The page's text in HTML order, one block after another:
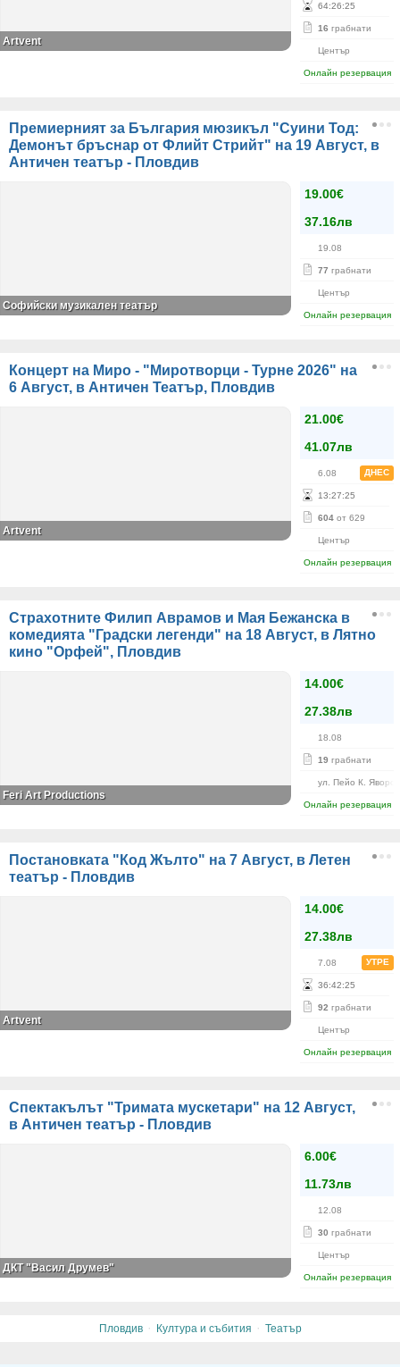
64:26:25
16 грабнати
Център
Онлайн резервация
Artvent
Премиерният за България мюзикъл "Суини Тод:
Демонът бръснар от Флийт Стрийт" на 19 Август, в
Античен театър - Пловдив
19.00€
37.16лв
19.08
77 грабнати
Център
Онлайн резервация
Софийски музикален театър
Концерт на Миро - "Миротворци - Турне 2026" на
6 Август, в Античен Театър, Пловдив
21.00€
41.07лв
6.08 ДНЕС
13:27:25
604 от 629
Център
Онлайн резервация
Artvent
Страхотните Филип Аврамов и Мая Бежанска в
комедията "Градски легенди" на 18 Август, в Лятно
кино "Орфей", Пловдив
14.00€
27.38лв
18.08
19 грабнати
ул. Пейо К.
Онлайн резервация
Feri Art Productions
Постановката "Код Жълто" на 7 Август, в Летен
театър - Пловдив
14.00€
27.38лв
7.08 УТРЕ
36:42:25
92 грабнати
Център
Онлайн резервация
Artvent
Спектакълът "Тримата мускетари" на 12 Август,
в Античен театър - Пловдив
6.00€
11.73лв
12.08
30 грабнати
Център
Онлайн резервация
ДКТ "Васил Друмев"
Пловдив · Култура и събития · Театър